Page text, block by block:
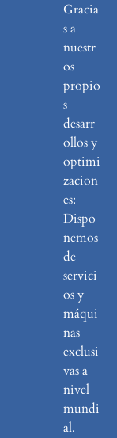
Gracia
s a
nuestr
os
propio
s
desarr
ollos y
optimi
zacion
es:
Dispo
nemos
de
servici
os y
máqui
nas
exclusi
vas a
nivel
mundi
al.